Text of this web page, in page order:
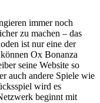
immer noch
zu machen – das
ist nur eine der
Ox Bonanza
seine Website so
auch andere Spiele wie
wird es
beginnt mit